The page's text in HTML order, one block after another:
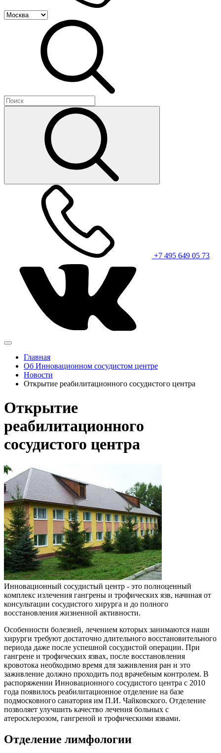
+7 495 649 05 73
Главная
Об Инновационном сосудистом центре
Новости
Открытие реабилитационного сосудистого центра
Открытие
реабилитационного
сосудистого центра
Инновационный сосудистый центр - это полноценный
комплекс излечения гангрены и трофических язв, начиная от
консультации сосудистого хирурга и до полного
восстановления жизненной активности.
Особенности болезней, лечением которых занимаются наши
хирурги требуют достаточно длительного восстановительного
периода даже после успешной сосудистой операции. При
гангрене и трофических язвах, после восстановления
кровотока необходимо время для заживления ран и это
заживление должно проходить под врачебным контролем. В
распоряжении Инновационного сосудистого центра с 2010
года появилось реабилитационное отделение на базе
подмосковного санатория им П.И. Чайковского. Отделение
позволяет улучшить качество лечения больных с
атеросклерозом, гангреной и трофическими язвами.
Отделение лимфологии